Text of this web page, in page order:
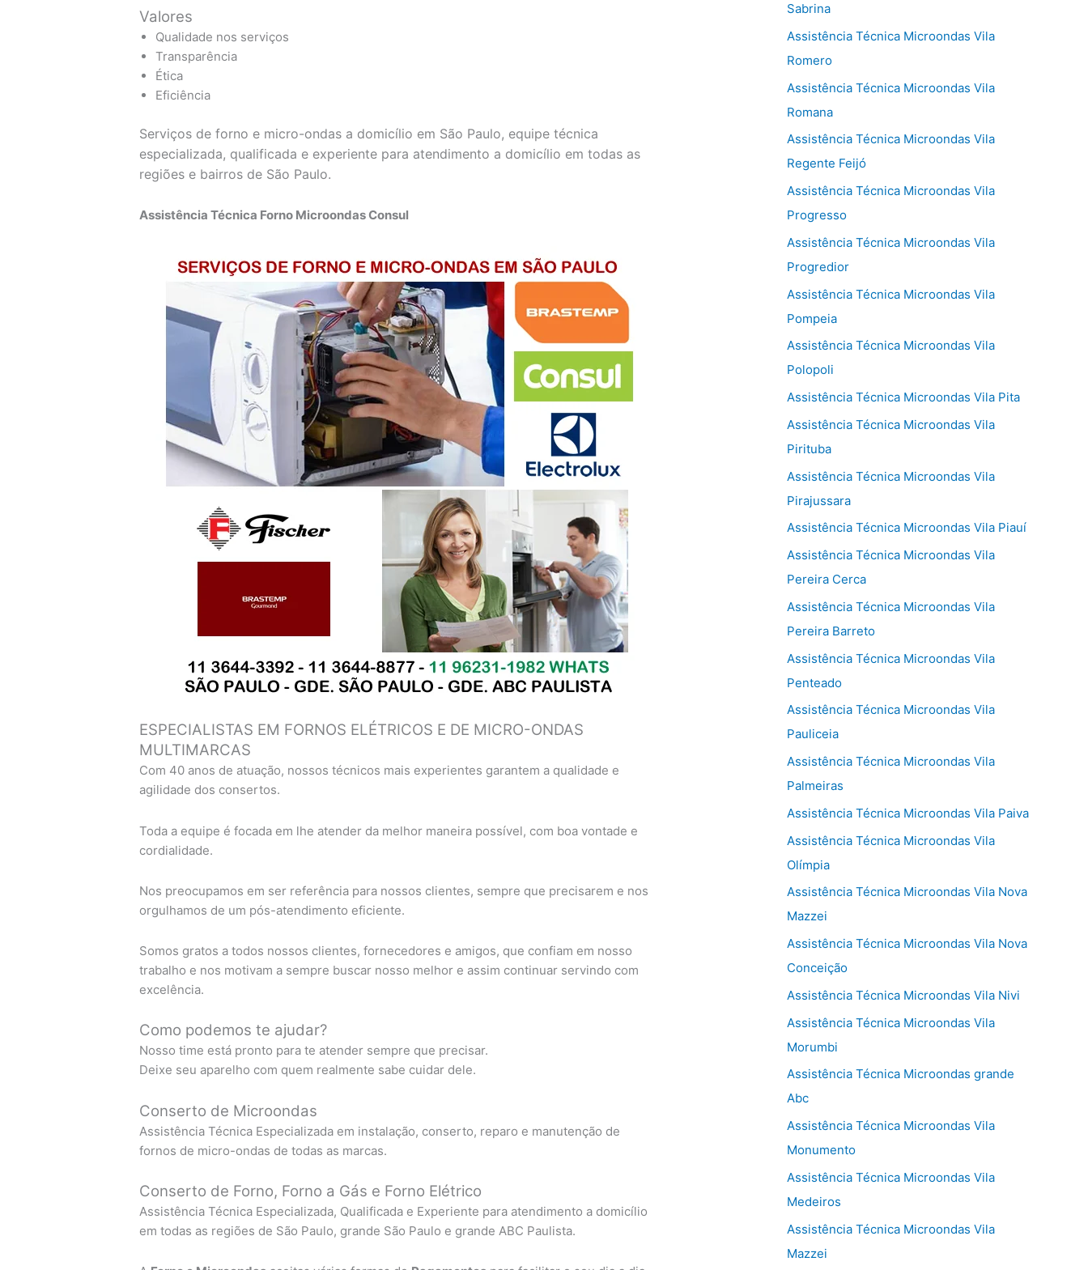
Valores
Qualidade nos serviços
Transparência
Ética
Eficiência
Serviços de forno e micro-ondas a domicílio em São Paulo, equipe técnica
especializada, qualificada e experiente para atendimento a domicílio em todas as
regiões e bairros de São Paulo.
Assistência Técnica Forno Microondas Consul
ESPECIALISTAS EM FORNOS ELÉTRICOS E DE MICRO-ONDAS
MULTIMARCAS
Com 40 anos de atuação, nossos técnicos mais experientes garantem a qualidade e
agilidade dos consertos.
Toda a equipe é focada em lhe atender da melhor maneira possível, com boa vontade e
cordialidade.
Nos preocupamos em ser referência para nossos clientes, sempre que precisarem e nos
orgulhamos de um pós-atendimento eficiente.
Somos gratos a todos nossos clientes, fornecedores e amigos, que confiam em nosso
trabalho e nos motivam a sempre buscar nosso melhor e assim continuar servindo com
excelência.
Como podemos te ajudar?
Nosso time está pronto para te atender sempre que precisar.
Deixe seu aparelho com quem realmente sabe cuidar dele.
Conserto de Microondas
Assistência Técnica Especializada em instalação, conserto, reparo e manutenção de
fornos de micro-ondas de todas as marcas.
Conserto de Forno, Forno a Gás e Forno Elétrico
Assistência Técnica Especializada, Qualificada e Experiente para atendimento a domicílio
em todas as regiões de São Paulo, grande São Paulo e grande ABC Paulista.
Sabrina
Assistência Técnica Microondas Vila
Romero
Assistência Técnica Microondas Vila
Romana
Assistência Técnica Microondas Vila
Regente Feijó
Assistência Técnica Microondas Vila
Progresso
Assistência Técnica Microondas Vila
Progredior
Assistência Técnica Microondas Vila
Pompeia
Assistência Técnica Microondas Vila
Polopoli
Assistência Técnica Microondas Vila Pita
Assistência Técnica Microondas Vila
Pirituba
Assistência Técnica Microondas Vila
Pirajussara
Assistência Técnica Microondas Vila Piauí
Assistência Técnica Microondas Vila
Pereira Cerca
Assistência Técnica Microondas Vila
Pereira Barreto
Assistência Técnica Microondas Vila
Penteado
Assistência Técnica Microondas Vila
Pauliceia
Assistência Técnica Microondas Vila
Palmeiras
Assistência Técnica Microondas Vila Paiva
Assistência Técnica Microondas Vila
Olímpia
Assistência Técnica Microondas Vila Nova
Mazzei
Assistência Técnica Microondas Vila Nova
Conceição
Assistência Técnica Microondas Vila Nivi
Assistência Técnica Microondas Vila
Morumbi
Assistência Técnica Microondas grande
Abc
Assistência Técnica Microondas Vila
Monumento
Assistência Técnica Microondas Vila
Medeiros
Assistência Técnica Microondas Vila
Mazzei